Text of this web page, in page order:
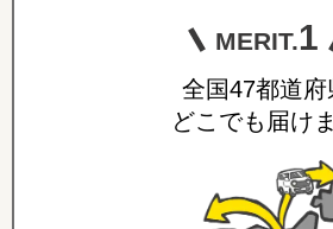
MERIT.1
全国47都道府
どこでも届け